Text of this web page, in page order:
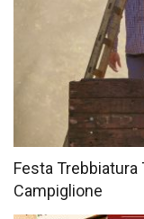
Festa Trebbiatura
Campiglione